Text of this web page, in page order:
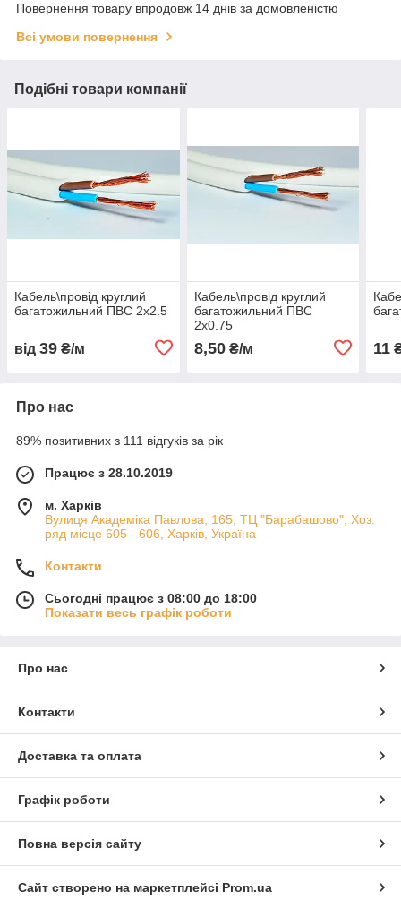
Повернення товару впродовж 14 днів за домовленістю
Всі умови повернення
Подібні товари компанії
Кабель\провід круглий
багатожильний ПВС 2х2.5
від 39 ₴/м
Кабель\провід круглий
багатожильний ПВС
2х0.75
8,50₴/м 11
Про нас
89% позитивних з 111 відгуків за рік
Працює з 28.10.2019
м. Харків
Вулиця Академіка Павлова, 165; ТЦ "Барабашово", Хоз.
ряд місце 605 - 606, Харків, Україна
Контакти
Сьогодні працює з 08:00 до 18:00
Показати весь графік роботи
Про нас
Контакти
Доставка та оплата
Графік роботи
Повна версія сайту
Сайт створено на маркетплейсі Prom.ua